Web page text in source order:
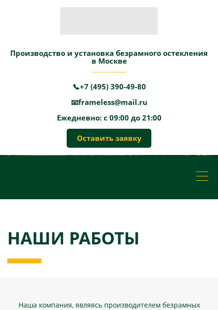
Производство и установка безрамного остекления
в Москве
📞+7 (495) 390-49-80
📧frameless@mail.ru
Ежедневно: с 09:00 до 21:00
Оставить заявку
НАШИ РАБОТЫ
Наша компания, являясь производителем безрамных